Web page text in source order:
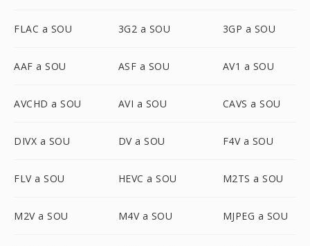
FLAC a SOU 3G2 a SOU 3GP a SOU
AAF a SOU ASF a SOU AV1 a SOU
AVCHD a SOU AVI a SOU CAVS a SOU
DIVX a SOU DV a SOU F4V a SOU
FLV a SOU HEVC a SOU M2TS a SOU
M2V a SOU M4V a SOU MJPEG a SOU